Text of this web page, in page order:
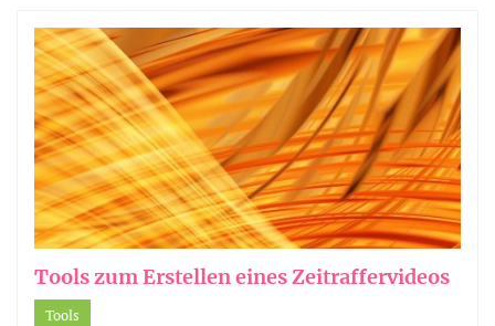
Tools zum Erstellen eines Zeitraffervideos
Tools